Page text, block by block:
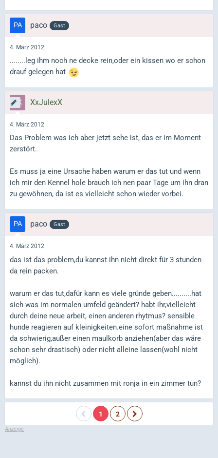
paco Gast
4. März 2012
........leg ihm noch ne decke rein,oder ein kissen wo er schon
drauf gelegen hat
XxJulexX
4. März 2012
Das Problem was ich aber jetzt sehe ist, das er im Moment
zerstört.
Es muss ja eine Ursache haben warum er das tut und wenn
ich mir den Kennel hole brauch ich nen paar Tage um ihn dran
zu gewöhnen, da ist es vielleicht schon wieder vorbei.
paco Gast
4. März 2012
das ist das problem,du kannst ihn nicht direkt für 3 stunden
da rein packen.
warum er das tut,dafür kann es viele gründe geben..........hat
sich was im normalen umfeld geändert? habt ihr,vielleicht
durch deine neue arbeit, einen anderen rhytmus? sensible
hunde reagieren auf kleinigkeiten.eine sofort maßnahme ist
da schwierig,außer einen maulkorb anziehen(aber das wäre
schon sehr drastisch) oder nicht alleine lassen(wohl nicht
möglich).
kannst du ihn nicht zusammen mit ronja in ein zimmer tun?
1 2